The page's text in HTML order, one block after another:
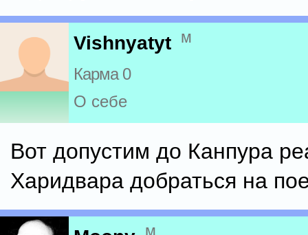
Vishnyatyt м
Карма 0
О себе
Вот допустим до Канпура
Харидвара добраться на
м